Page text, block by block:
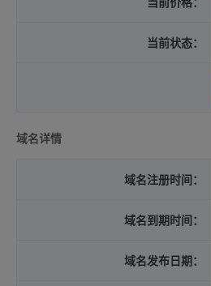
当前状态：
域名详情
域名注册时间：
域名到期时间：
域名发布日期：